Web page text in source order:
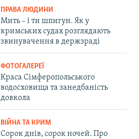
ПРАВА ЛЮДИНИ
Мить – і ти шпигун. Як у
кримських судах розглядають
звинувачення в держзраді
ФОТОГАЛЕРЕЇ
Краса Сімферопольського
водосховища та занедбаність
довкола
ВІЙНА ТА КРИМ
Сорок днів, сорок ночей. Про